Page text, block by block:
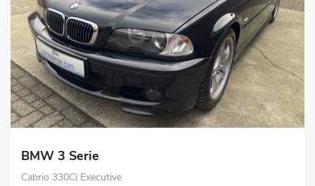
BMW 3 Serie
Cabrio 330Ci Executive